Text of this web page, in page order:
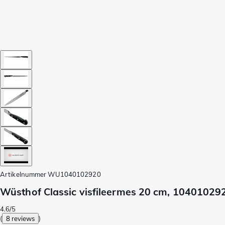
Artikelnummer WU1040102920
Wüsthof Classic visfileermes 20 cm,
4.6/5
( 8 reviews )